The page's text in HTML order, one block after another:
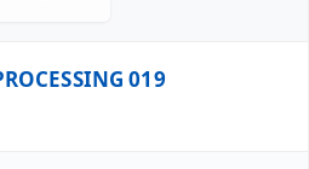
019